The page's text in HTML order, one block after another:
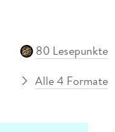
80 Lesepunkte
Alle 4 Formate